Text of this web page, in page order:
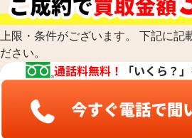
上限・条件がございます。 下記に記
ださい。
通話料無料！ 「いくら？